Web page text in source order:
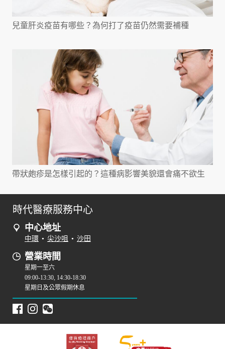
兒童肝炎疫苗有哪些？為何打了疫苗仍然需要補種
帶狀皰疹是怎樣引起的？這種病影響美貌還會痛不欲生
時代醫療服務中心
中心地址
中環 • 尖沙咀 • 沙田
營業時間
星期一至六
09:00-13:30, 14:30-18:30
星期日及公眾假期休息